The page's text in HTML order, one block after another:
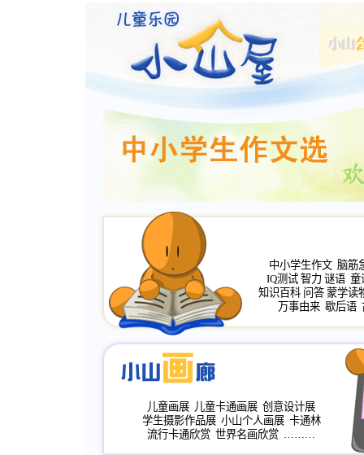
中小学生作文 脑筋
IQ测试 智力 谜语 童
知识百科 问答 蒙学读
万事由来 歇后语
儿童画展 儿童卡通画展 创意设计展
学生摄影作品展 小山个人画展 卡通林
流行卡通欣赏 世界名画欣赏 ………